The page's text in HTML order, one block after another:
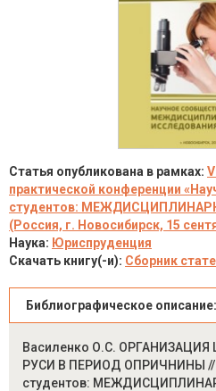
Статья опубликована в рамках:
практической конференции
студентов:
(Россия, г. Новосибирск, 15
Наука: Юриспруденция
Скачать книгу(-и): Сборник
Библиографическое описание:
Василенко О.С.
РУСИ В ПЕРИОД ОПРИЧНИНЫ //
студентов: